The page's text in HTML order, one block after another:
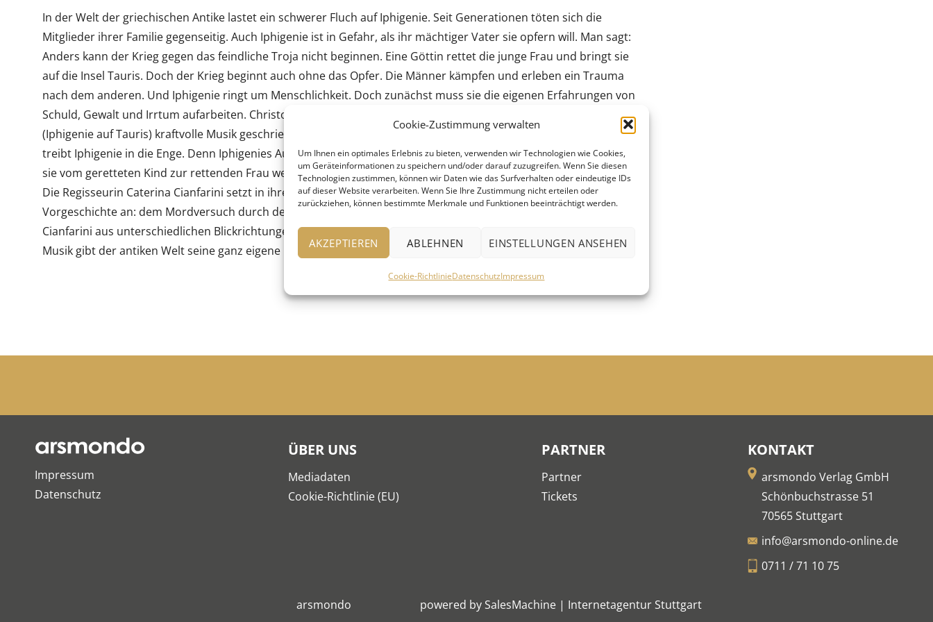
Cookie-Zustimmung verwalten
Um Ihnen ein optimales Erlebnis zu bieten, verwenden wir Technologien wie Cookies,
um Geräteinformationen zu speichern und/oder darauf zuzugreifen. Wenn Sie diesen
Technologien zustimmen, können wir Daten wie das Surfverhalten oder eindeutige IDs
auf dieser Website verarbeiten. Wenn Sie Ihre Zustimmung nicht erteilen oder
zurückziehen, können bestimmte Merkmale und Funktionen beeinträchtigt werden.
AKZEPTIEREN ABLEHNEN EINSTELLUNGEN ANSEHEN
Cookie-RichtlinieDatenschutzImpressum
In der Welt der griechischen Antike lastet ein schwerer Fluch auf Iphigenie. Seit Generationen töten sich die
Mitglieder ihrer Familie gegenseitig. Auch Iphigenie ist in Gefahr, als ihr mächtiger Vater sie opfern will. Man sagt:
Anders kann der Krieg gegen das feindliche Troja nicht beginnen. Eine Göttin rettet die junge Frau und bringt sie
auf die Insel Tauris. Doch der Krieg beginnt auch ohne das Opfer. Die Männer kämpfen und erleben ein Trauma
nach dem anderen. Und Iphigenie ringt um Menschlichkeit. Doch zunächst muss sie die eigenen Erfahrungen von
Schuld, Gewalt und Irrtum aufarbeiten. Christoph Willibald Gluck hat für seine Oper Iphigénie en Tauride
(Iphigenie auf Tauris) kraftvolle Musik geschrieben. Das Unbewusste nimmt in dieser Musik hörbar Gestalt an und
treibt Iphigenie in die Enge. Denn Iphigenies Aufgabe ist groß: Kann sie den Kreislauf der Gewalt beenden? Kann
sie vom geretteten Kind zur rettenden Frau werden?
Die Regisseurin Caterina Cianfarini setzt in ihrer Inszenierung immer wieder beim zentralen Moment der
Vorgeschichte an: dem Mordversuch durch den eigenen Vater. Gemeinsam mit Iphigenie blickt Caterina
Cianfarini aus unterschiedlichen Blickrichtungen auf das barbarische Unrecht des Menschenopfers. Und Glucks
Musik gibt der antiken Welt seine ganz eigene musikalische Empfindsamkeit hinzu.
Impressum
Datenschutz
ÜBER UNS
Mediadaten
Cookie-Richtlinie (EU)
PARTNER
Partner
Tickets
KONTAKT
arsmondo Verlag GmbH
Schönbuchstrasse 51
70565 Stuttgart
info@arsmondo-online.de
0711 / 71 10 75
arsmondo powered bySalesMachine | Internetagentur Stuttgart